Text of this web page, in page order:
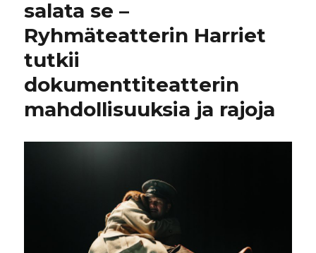
salata se –
Ryhmäteatterin Harriet
tutkii
dokumenttiteatterin
mahdollisuuksia ja rajoja